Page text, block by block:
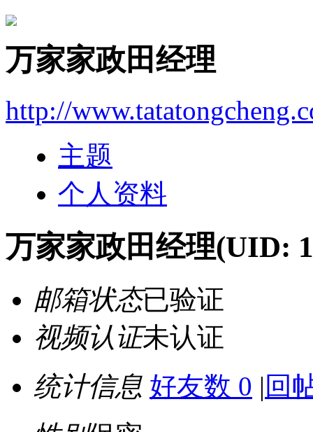
万家家政田经理
http://
主题
个人资料
万家家政田经理(UID:
邮箱状态已验证
视频认证未认证
统计信息 好友数 0 | 回